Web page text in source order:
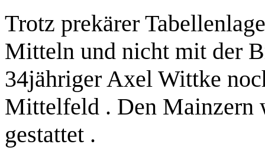
Trotz prekärer
Mitteln und nicht mit der
34jähriger Axel Wittke
Mittelfeld . Den Mainzern
gestattet .